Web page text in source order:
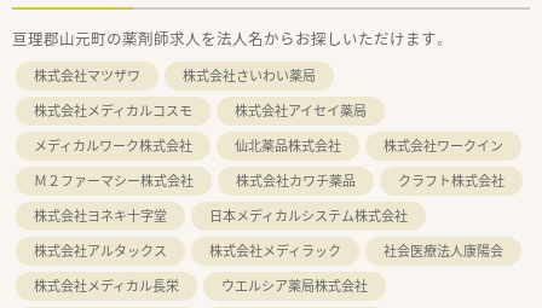
亘理郡山元町の薬剤師求人を法人名からお探しいただけます。
株式会社マツザワ
株式会社さいわい薬局
株式会社メディカルコスモ
株式会社アイセイ薬局
メディカルワーク株式会社
仙北薬品株式会社
株式会社ワークイン
Ｍ２ファーマシー株式会社
株式会社カワチ薬品
クラフト株式会社
株式会社ヨネキ十字堂
日本メディカルシステム株式会社
株式会社アルタックス
株式会社メディラック
社会医療法人康陽会
株式会社メディカル長栄
ウエルシア薬局株式会社